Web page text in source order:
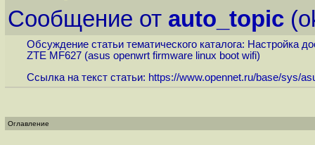
Сообщение от auto_topic
Обсуждение статьи тематического каталога: Настройка
ZTE MF627 (asus openwrt firmware linux boot wifi)
Ссылка на текст статьи: https://www.opennet.ru/base/sys/
Оглавление